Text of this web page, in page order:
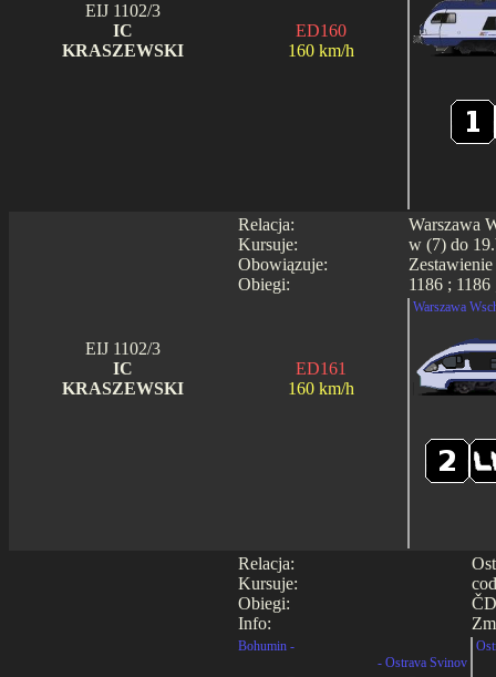
EIJ 1102/3
IC
KRASZEWSKI
ED160
160 km/h
Relacja:
Kursuje:
Obowiązuje:
Obiegi:
Warszawa
w (7) do
1186 ; 1186
EIJ 1102/3
IC
KRASZEWSKI
ED161
160 km/h
Warszawa
Relacja:
Kursuje:
Obiegi:
Info:
Bohumin -
- Ostrava Svinov